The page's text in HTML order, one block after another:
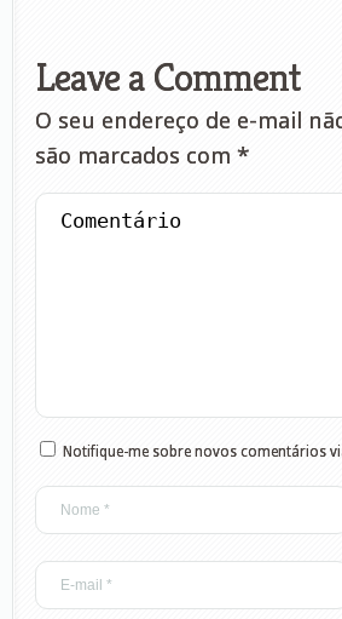
Leave a Comment
O seu endereço de e-mail
são marcados com *
Notifique-me sobre novos comentários